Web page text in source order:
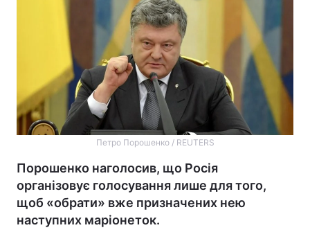
Петро Порошенко / REUTERS
Порошенко наголосив, що Росія
організовує голосування лише для того,
щоб «обрати» вже призначених нею
наступних маріонеток.